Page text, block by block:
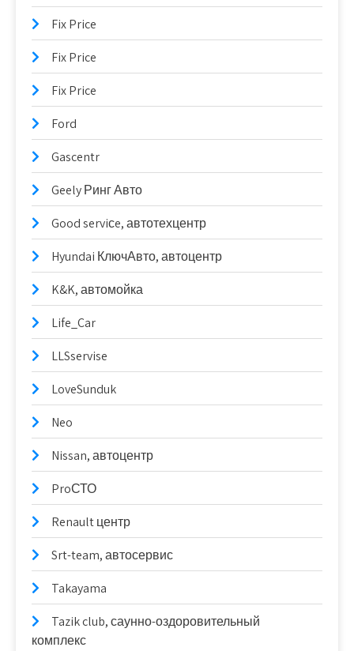
Fix Price
Fix Price
Fix Price
Ford
Gascentr
Geely Ринг Авто
Good serviсe, автотехцентр
Hyundai КлючАвто, автоцентр
K&K, автомойка
Life_Car
LLSservise
LoveSunduk
Neo
Nissan, автоцентр
ProСТО
Renault центр
Srt-team, автосервис
Takayama
Tazik club, саунно-оздоровительный
комплекс